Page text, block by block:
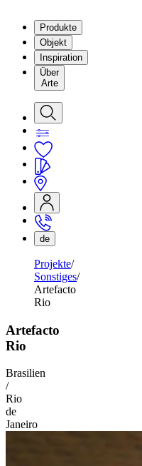
Produkte
Objekt
Inspiration
Über
Arte
de
Projekte
Sonstiges
Artefacto
Rio
Artefacto
Rio
Brasilien
/
Rio
de
Janeiro